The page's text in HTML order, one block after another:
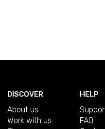
DISCOVER
About us
Work with us
HELP
FAQ